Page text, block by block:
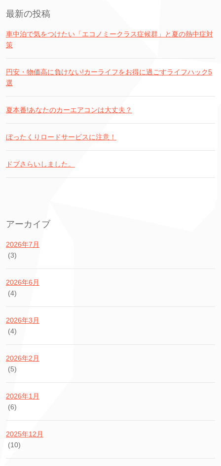
最新の投稿
車中泊で気をつけたい「エコノミークラス症候群」と夏の熱中症対
策
円安・物価高に負けない!カーライフをお得に過ごすライフハック5
選
夏本番!あなたのカーエアコンは大丈夫？
ぼったくりロードサービスに注意！
ドブさらいしました。
アーカイブ
2026年7月
(3)
2026年6月
(4)
2026年3月
(4)
2026年2月
(5)
2026年1月
(6)
2025年12月
(10)